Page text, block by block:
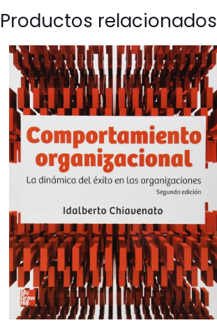
Productos relacionados